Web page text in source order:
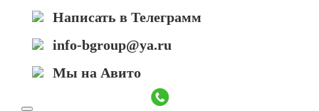
Написать в Телеграмм
info-bgroup@ya.ru
Мы на Авито